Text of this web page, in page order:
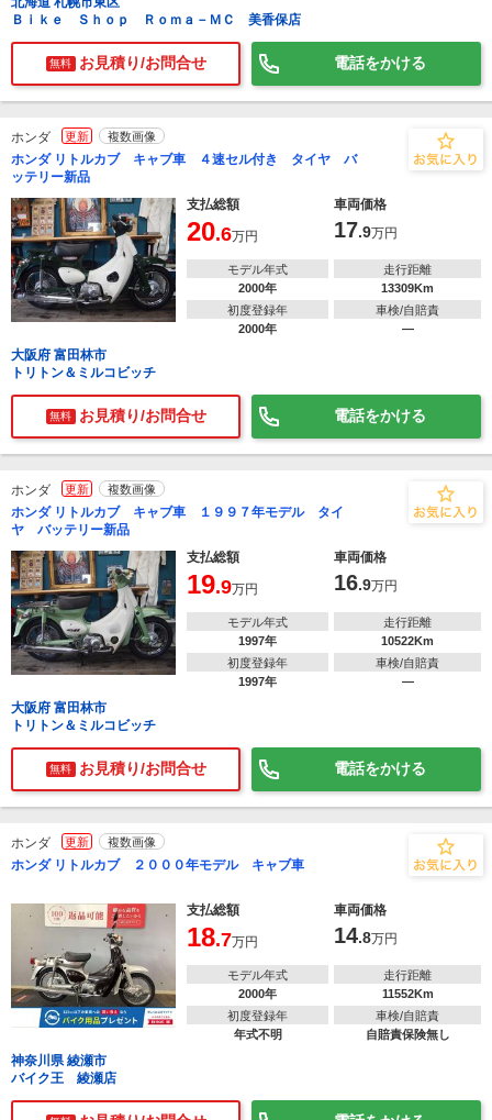
Ｂｉｋｅ Ｓｈｏｐ Ｒｏｍａ－ＭＣ 美香保店
無料 お見積り/お問合せ 電話をかける
ホンダ 更新 複数画像
ホンダ リトルカブ キャブ車 ４速セル付き タイヤ バ
ッテリー新品
支払総額
車両価格
20.6万円 17.9万円
モデル年式
2000年
走行距離
13309Km
初度登録年
2000年
車検/自賠責
―
大阪府 富田林市
トリトン＆ミルコビッチ
無料 お見積り/お問合せ 電話をかける
ホンダ 更新 複数画像
ホンダ リトルカブ キャブ車 １９９７年モデル タイ
ヤ バッテリー新品
支払総額
車両価格
19.9万円 16.9万円
モデル年式
1997年
走行距離
10522Km
初度登録年
1997年
車検/自賠責
―
大阪府 富田林市
トリトン＆ミルコビッチ
無料 お見積り/お問合せ 電話をかける
ホンダ 更新 複数画像
ホンダ リトルカブ ２０００年モデル キャブ車
支払総額 車両価格
18.7万円 14.8万円
モデル年式
2000年
走行距離
11552Km
初度登録年
年式不明
車検/自賠責
自賠責保険無し
神奈川県 綾瀬市
バイク王 綾瀬店